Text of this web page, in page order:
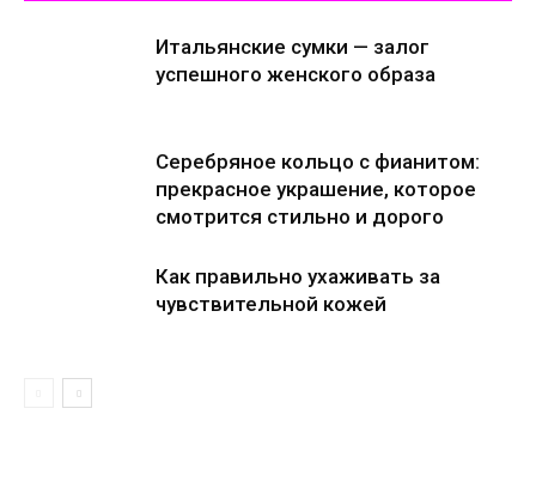
Итальянские сумки — залог
успешного женского образа
Серебряное кольцо с фианитом:
прекрасное украшение, которое
смотрится стильно и дорого
Как правильно ухаживать за
чувствительной кожей